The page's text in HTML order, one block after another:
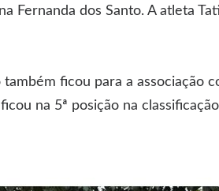
Fernanda dos Santo. A atleta
também ficou para a associação
na 5ª posição na